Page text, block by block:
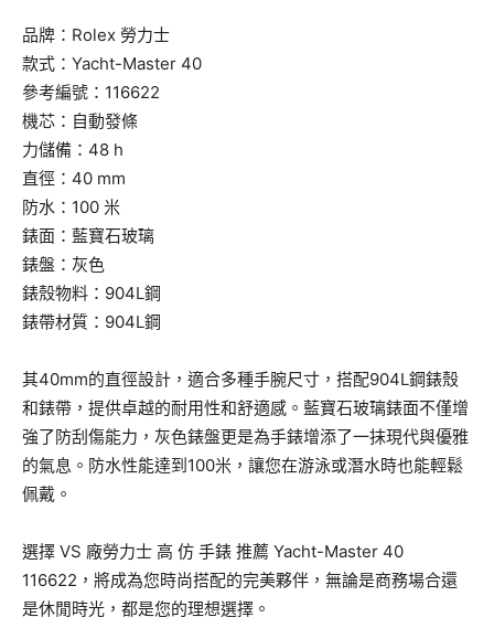
品牌：Rolex 勞力士
款式：Yacht-Master 40
參考編號：116622
機芯：自動發條
力儲備：48 h
直徑：40 mm
防水：100 米
錶面：藍寶石玻璃
錶盤：灰色
錶殼物料：904L鋼
錶帶材質：904L鋼
其40mm的直徑設計，適合多種手腕尺寸，搭配904L鋼錶殼
和錶帶，提供卓越的耐用性和舒適感。藍寶石玻璃錶面不僅增
強了防刮傷能力，灰色錶盤更是為手錶增添了一抹現代與優雅
的氣息。防水性能達到100米，讓您在游泳或潛水時也能輕鬆
佩戴。
選擇 VS 廠勞力士 高 仿 手錶 推薦 Yacht-Master 40
116622，將成為您時尚搭配的完美夥伴，無論是商務場合還
是休閒時光，都是您的理想選擇。